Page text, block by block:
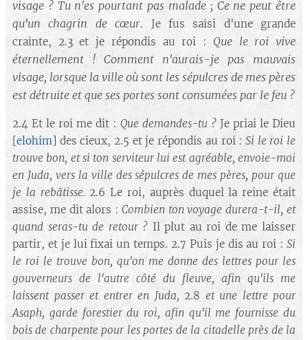
visage ? Tu n'es pourtant pas malade ; Ce ne peut être
qu'un chagrin de cœur. Je fus saisi d'une grande
crainte, 2.3 et je répondis au roi : Que le roi vive
éternellement ! Comment n'aurais-je pas mauvais
visage, lorsque la ville où sont les sépulcres de mes pères
est détruite et que ses portes sont consumées par le feu ?
2.4 Et le roi me dit : Que demandes-tu ?Je priai le Dieu
[elohim] des cieux, 2.5 et je répondis au roi : Si le roi le
trouve bon, et si ton serviteur lui est agréable, envoie-moi
en Juda, vers la ville des sépulcres de mes pères, pour que
je la rebâtisse.2.6 Le roi, auprès duquel la reine était
assise, me dit alors : Combien ton voyage durera-t-il, et
quand seras-tu de retour ? Il plut au roi de me laisser
partir, et je lui fixai un temps. 2.7 Puis je dis au roi : Si
le roi le trouve bon, qu'on me donne des lettres pour les
gouverneurs de l'autre côté du fleuve, afin qu'ils me
laissent passer et entrer en Juda, 2.8 et une lettre pour
Asaph, garde forestier du roi, afin qu'il me fournisse du
bois de charpente pour les portes de la citadelle près de la